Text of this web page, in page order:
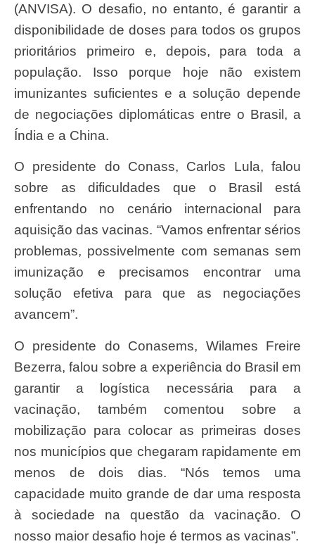
(ANVISA). O desafio, no entanto, é garantir a
disponibilidade de doses para todos os grupos
prioritários primeiro e, depois, para toda a
população. Isso porque hoje não existem
imunizantes suficientes e a solução depende
de negociações diplomáticas entre o Brasil, a
Índia e a China.
O presidente do Conass, Carlos Lula, falou
sobre as dificuldades que o Brasil está
enfrentando no cenário internacional para
aquisição das vacinas. “Vamos enfrentar sérios
problemas, possivelmente com semanas sem
imunização e precisamos encontrar uma
solução efetiva para que as negociações
avancem”.
O presidente do Conasems, Wilames Freire
Bezerra, falou sobre a experiência do Brasil em
garantir a logística necessária para a
vacinação, também comentou sobre a
mobilização para colocar as primeiras doses
nos municípios que chegaram rapidamente em
menos de dois dias. “Nós temos uma
capacidade muito grande de dar uma resposta
à sociedade na questão da vacinação. O
nosso maior desafio hoje é termos as vacinas”.